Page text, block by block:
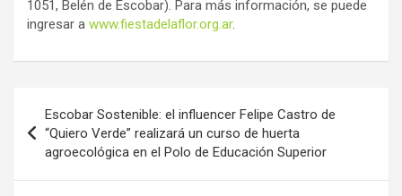
1051, Belén de Escobar). Para más información, se puede
ingresar a www.fiestadelaflor.org.ar.
de
entradas
Escobar Sostenible: el influencer Felipe Castro de
“Quiero Verde” realizará un curso de huerta
agroecológica en el Polo de Educación Superior